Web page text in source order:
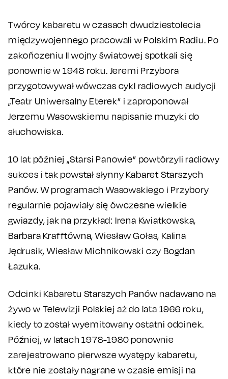
Twórcy kabaretu w czasach dwudziestolecia
międzywojennego pracowali w Polskim Radiu. Po
zakończeniu II wojny światowej spotkali się
ponownie w 1948 roku. Jeremi Przybora
przygotowywał wówczas cykl radiowych audycji
„Teatr Uniwersalny Eterek” i zaproponował
Jerzemu Wasowskiemu napisanie muzyki do
słuchowiska.
10 lat później „Starsi Panowie” powtórzyli radiowy
sukces i tak powstał słynny Kabaret Starszych
Panów. W programach Wasowskiego i Przybory
regularnie pojawiały się ówczesne wielkie
gwiazdy, jak na przykład: Irena Kwiatkowska,
Barbara Krafftówna, Wiesław Gołas, Kalina
Jędrusik, Wiesław Michnikowski czy Bogdan
Łazuka.
Odcinki Kabaretu Starszych Panów nadawano na
żywo w Telewizji Polskiej aż do lata 1966 roku,
kiedy to został wyemitowany ostatni odcinek.
Później, w latach 1978-1980 ponownie
zarejestrowano pierwsze występy kabaretu,
które nie zostały nagrane w czasie emisji na